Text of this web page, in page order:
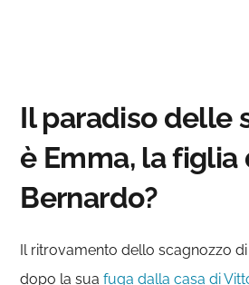
Il paradiso delle
è Emma, la figlia
Bernardo?
Il ritrovamento dello scagnozzo
dopo la sua fuga dalla casa di